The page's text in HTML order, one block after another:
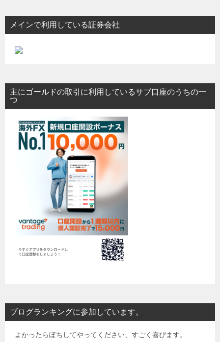
メインで利用している証券会社
主にゴールドの取引に利用しているサブ口座のうちの一
つ
ブログランキングに参加しています。
よかったらぽちしてやってください、すごく喜びます。